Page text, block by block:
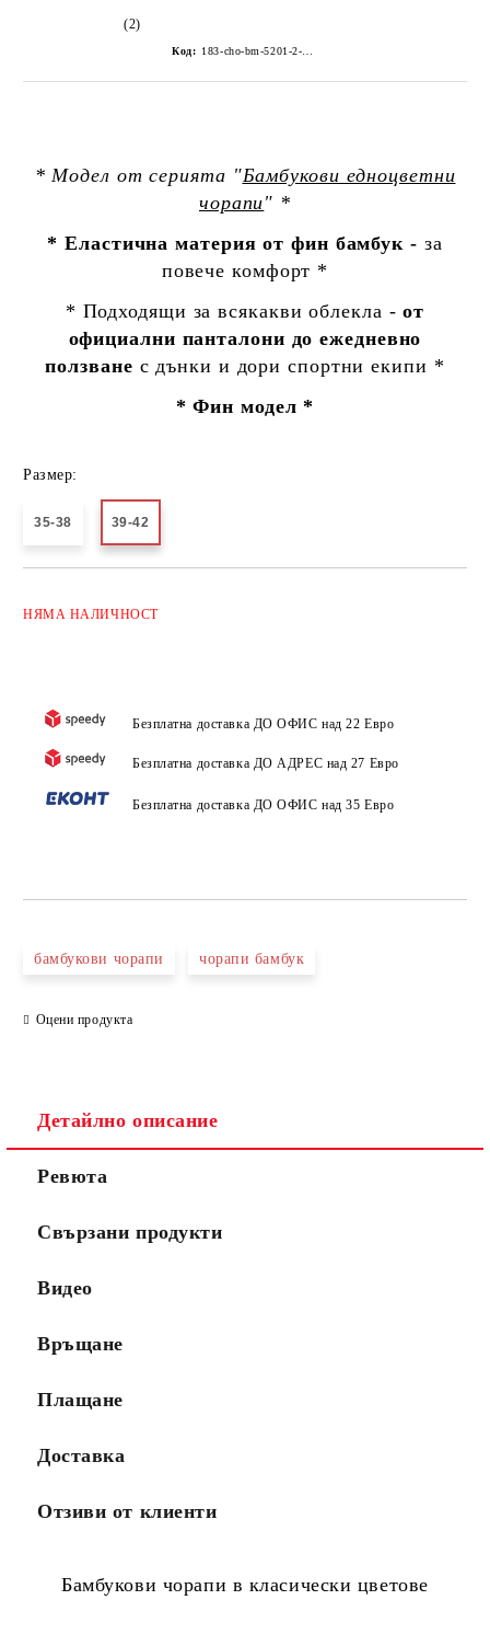
(2)
Код: 183-cho-bm-5201-2-Z255Z-
* Модел от серията "Бамбукови едноцветни
чорапи" *
* Еластична материя от фин бамбук - за
повече комфорт *
* Подходящи за всякакви облекла -от
официални панталони до ежедневно
ползване с дънки и дори спортни екипи *
* Фин модел *
Размер:
35-38 39-42
НЯМА НАЛИЧНОСТ
Безплатна доставка ДО ОФИС над 22 Евро
Безплатна доставка ДО АДРЕС над 27 Евро
Безплатна доставка ДО ОФИС над 35 Евро
бамбукови чорапи чорапи бамбук
Оцени продукта
Детайлно описание
Ревюта
Свързани продукти
Видео
Връщане
Плащане
Доставка
Отзиви от клиенти
Бамбукови чорапи в класически цветове